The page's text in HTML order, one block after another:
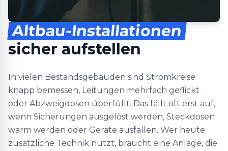
Altbau-Installationen
sicher aufstellen
In vielen Bestandsgebäuden sind Stromkreise
knapp bemessen, Leitungen mehrfach geflickt
oder Abzweigdosen überfüllt. Das fällt oft erst auf,
wenn Sicherungen ausgelöst werden, Steckdosen
warm werden oder Geräte ausfallen. Wer heute
zusätzliche Technik nutzt, braucht eine Anlage, die